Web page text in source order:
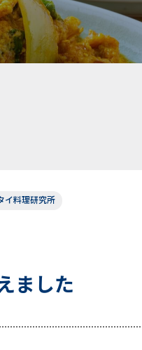
イ料理研究所
ました